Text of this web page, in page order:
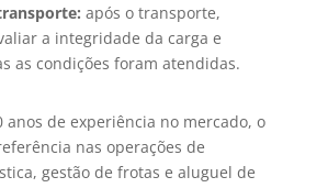
após o transporte,
a integridade da carga e
as condições foram atendidas.
anos de experiência no mercado, o
nas operações de
gestão de frotas e aluguel de